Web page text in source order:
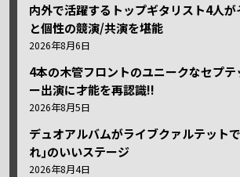
内外で活躍するトップギタリスト4人
と個性の競演/共演を堪能
2026年8月6日
4本の木管フロントのユニークなセプ
ー出演に才能を再認識!!
2026年8月5日
デュオアルバムがライブクァルテット
れ｣のいいステージ
2026年8月4日